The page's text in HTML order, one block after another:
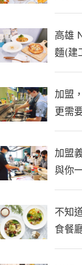
高雄
麵(建
麵、
工茶飲
加盟
更需
加盟
與你
不知
食餐
就是